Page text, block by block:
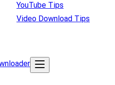
YouTube Tips
Video Download Tips